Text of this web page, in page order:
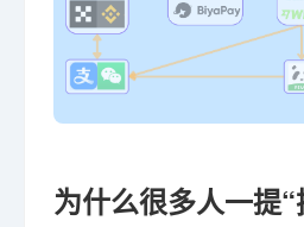
为什么很多人一提